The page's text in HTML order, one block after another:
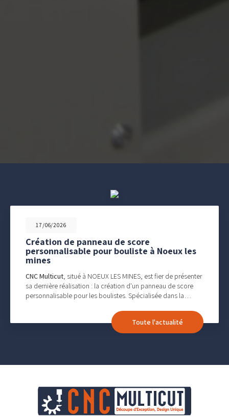
17/06/2026
Création de panneau de score
personnalisable pour bouliste à Noeux les
mines
CNC Multicut , situé à NOEUX LES MINES, est fier de présenter
sa dernière réalisation : la création d'un panneau de score
personnalisable pour les boulistes. Spécialisée dans la…
Toute l'actualité